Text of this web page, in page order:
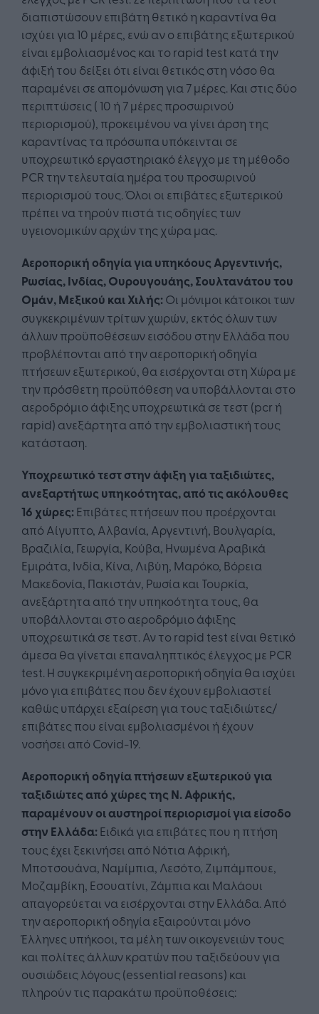
διαπιστώσουν επιβάτη θετικό η καραντίνα θα
ισχύει για 10 μέρες, ενώ αν ο επιβάτης εξωτερικού
είναι εμβολιασμένος και το rapid test κατά την
άφιξή του δείξει ότι είναι θετικός στη νόσο θα
παραμένει σε απομόνωση για 7 μέρες. Και στις δύο
περιπτώσεις ( 10 ή 7 μέρες προσωρινού
περιορισμού), προκειμένου να γίνει άρση της
καραντίνας τα πρόσωπα υπόκεινται σε
υποχρεωτικό εργαστηριακό έλεγχο με τη μέθοδο
PCR την τελευταία ημέρα του προσωρινού
περιορισμού τους. Όλοι οι επιβάτες εξωτερικού
πρέπει να τηρούν πιστά τις οδηγίες των
υγειονομικών αρχών της χώρα μας.
Αεροπορική οδηγία για υπηκόους Αργεντινής,
Ρωσίας, Ινδίας, Ουρουγουάης, Σουλτανάτου του
Ομάν, Μεξικού και Χιλής:Οι μόνιμοι κάτοικοι των
συγκεκριμένων τρίτων χωρών, εκτός όλων των
άλλων προϋποθέσεων εισόδου στην Ελλάδα που
προβλέπονται από την αεροπορική οδηγία
πτήσεων εξωτερικού, θα εισέρχονται στη Χώρα με
την πρόσθετη προϋπόθεση να υποβάλλονται στο
αεροδρόμιο άφιξης υποχρεωτικά σε τεστ (pcr ή
rapid) ανεξάρτητα από την εμβολιαστική τους
κατάσταση.
Υποχρεωτικό τεστ στην άφιξη για ταξιδιώτες,
ανεξαρτήτως υπηκοότητας, από τις ακόλουθες
16 χώρες:Επιβάτες πτήσεων που προέρχονται
από Αίγυπτο, Αλβανία, Αργεντινή, Βουλγαρία,
Βραζιλία, Γεωργία, Κούβα, Ηνωμένα Αραβικά
Εμιράτα, Ινδία, Κίνα, Λιβύη, Μαρόκο, Βόρεια
Μακεδονία, Πακιστάν, Ρωσία και Τουρκία,
ανεξάρτητα από την υπηκοότητα τους, θα
υποβάλλονται στο αεροδρόμιο άφιξης
υποχρεωτικά σε τεστ. Αν το rapid test είναι θετικό
άμεσα θα γίνεται επαναληπτικός έλεγχος με PCR
test. Η συγκεκριμένη αεροπορική οδηγία θα ισχύει
μόνο για επιβάτες που δεν έχουν εμβολιαστεί
καθώς υπάρχει εξαίρεση για τους ταξιδιώτες/
επιβάτες που είναι εμβολιασμένοι ή έχουν
νοσήσει από Covid-19.
Αεροπορική οδηγία πτήσεων εξωτερικού για
ταξιδιώτες από χώρες της Ν. Αφρικής,
παραμένουν οι αυστηροί περιορισμοί για είσοδο
στην Ελλάδα:Ειδικά για επιβάτες που η πτήση
τους έχει ξεκινήσει από Νότια Αφρική,
Μποτσουάνα, Ναμίμπια, Λεσότο, Ζιμπάμπουε,
Μοζαμβίκη, Εσουατίνι, Ζάμπια και Μαλάουι
απαγορεύεται να εισέρχονται στην Ελλάδα. Από
την αεροπορική οδηγία εξαιρούνται μόνο
Έλληνες υπήκοοι, τα μέλη των οικογενειών τους
και πολίτες άλλων κρατών που ταξιδεύουν για
ουσιώδεις λόγους (essential reasons) και
πληρούν τις παρακάτω προϋποθέσεις: